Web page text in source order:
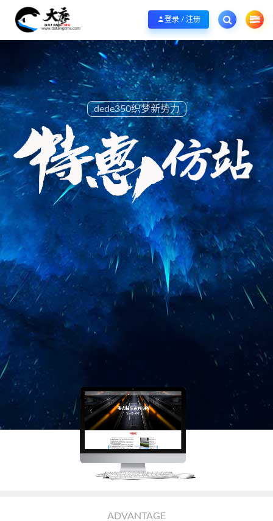
欢迎您光临大唐CMS网，本站秉承服务宗旨 履行“站长”责任，销售只是起点 服
登录 / 注册
dede350织梦新势力
ADVANTAGE